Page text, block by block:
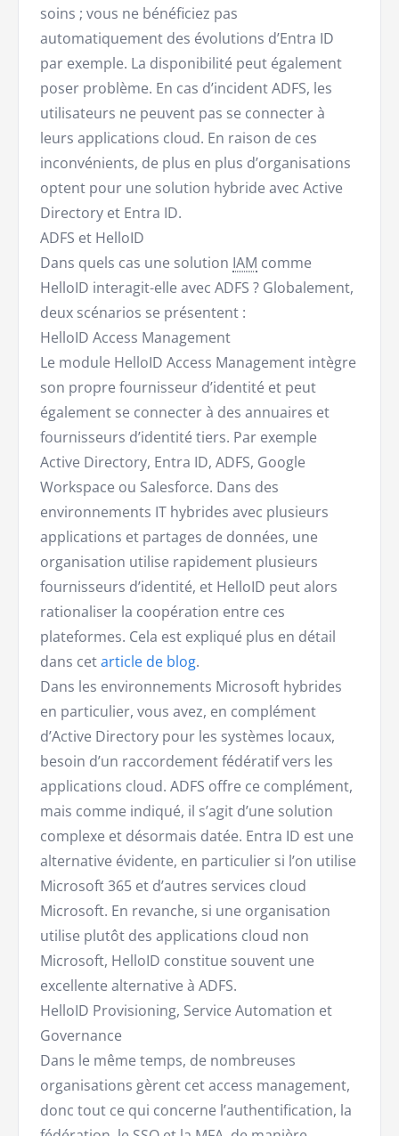
soins ; vous ne bénéficiez pas
automatiquement des évolutions d’Entra ID
par exemple. La disponibilité peut également
poser problème. En cas d’incident ADFS, les
utilisateurs ne peuvent pas se connecter à
leurs applications cloud. En raison de ces
inconvénients, de plus en plus d’organisations
optent pour une solution hybride avec Active
Directory et Entra ID.
ADFS et HelloID
Dans quels cas une solution IAM comme
HelloID interagit-elle avec ADFS ? Globalement,
deux scénarios se présentent :
HelloID Access Management
Le module HelloID Access Management intègre
son propre fournisseur d’identité et peut
également se connecter à des annuaires et
fournisseurs d’identité tiers. Par exemple
Active Directory, Entra ID, ADFS, Google
Workspace ou Salesforce. Dans des
environnements IT hybrides avec plusieurs
applications et partages de données, une
organisation utilise rapidement plusieurs
fournisseurs d’identité, et HelloID peut alors
rationaliser la coopération entre ces
plateformes. Cela est expliqué plus en détail
dans cetarticle de blog.
Dans les environnements Microsoft hybrides
en particulier, vous avez, en complément
d’Active Directory pour les systèmes locaux,
besoin d’un raccordement fédératif vers les
applications cloud. ADFS offre ce complément,
mais comme indiqué, il s’agit d’une solution
complexe et désormais datée. Entra ID est une
alternative évidente, en particulier si l’on utilise
Microsoft 365 et d’autres services cloud
Microsoft. En revanche, si une organisation
utilise plutôt des applications cloud non
Microsoft, HelloID constitue souvent une
excellente alternative à ADFS.
HelloID Provisioning, Service Automation et
Governance
Dans le même temps, de nombreuses
organisations gèrent cet access management,
donc tout ce qui concerne l’authentification, la